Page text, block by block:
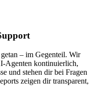
– im Gegenteil. Wir
Agenten kontinuierlich,
und stehen dir bei Fragen
zeigen dir transparent,